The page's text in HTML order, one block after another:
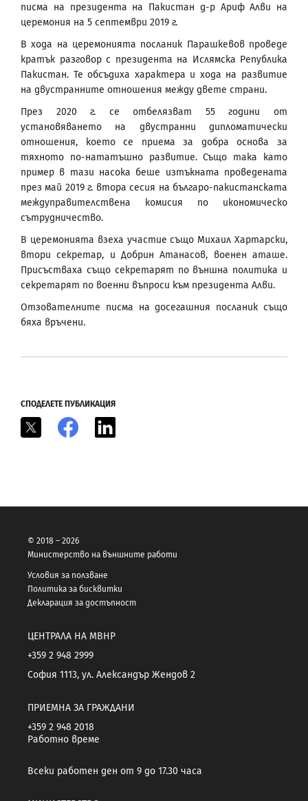
писма на президента на Пакистан д-р Ариф Алви на
церемония на 5 септември 2019 г.
В хода на церемонията посланик Парашкевов проведе
кратък разговор с президента на Ислямска Република
Пакистан. Те обсъдиха характера и хода на развитие
на двустранните отношения между двете страни.
През 2020 г. се отбелязват 55 години от
установяването на двустранни дипломатически
отношения, което се приема за добра основа за
тяхното по-нататъшно развитие. Също така като
пример в тази насока беше изтъкната проведената
през май 2019 г. втора сесия на българо-пакистанската
междуправителствена комисия по икономическо
сътрудничество.
В церемонията взеха участие също Михаил Хартарски,
втори секретар, и Добрин Атанасов, военен аташе.
Присъстваха също секретарят по външна политика и
секретарят по военни въпроси към президента Алви.
Отзователните писма на досегашния посланик също
бяха връчени.
СПОДЕЛЕТЕ ПУБЛИКАЦИЯ
Facebook
© 2018 – 2026
Министерство на външните работи
Условия за ползване
Политика за бисквитки
Декларация за достъпност
ЦЕНТРАЛА НА МВНР
+359 2 948 2999
София 1113, ул. Александър Жендов 2
ПРИЕМНА ЗА ГРАЖДАНИ
+359 2 948 2018
Работно време
Всеки работен ден от 9 до 17.30 часа